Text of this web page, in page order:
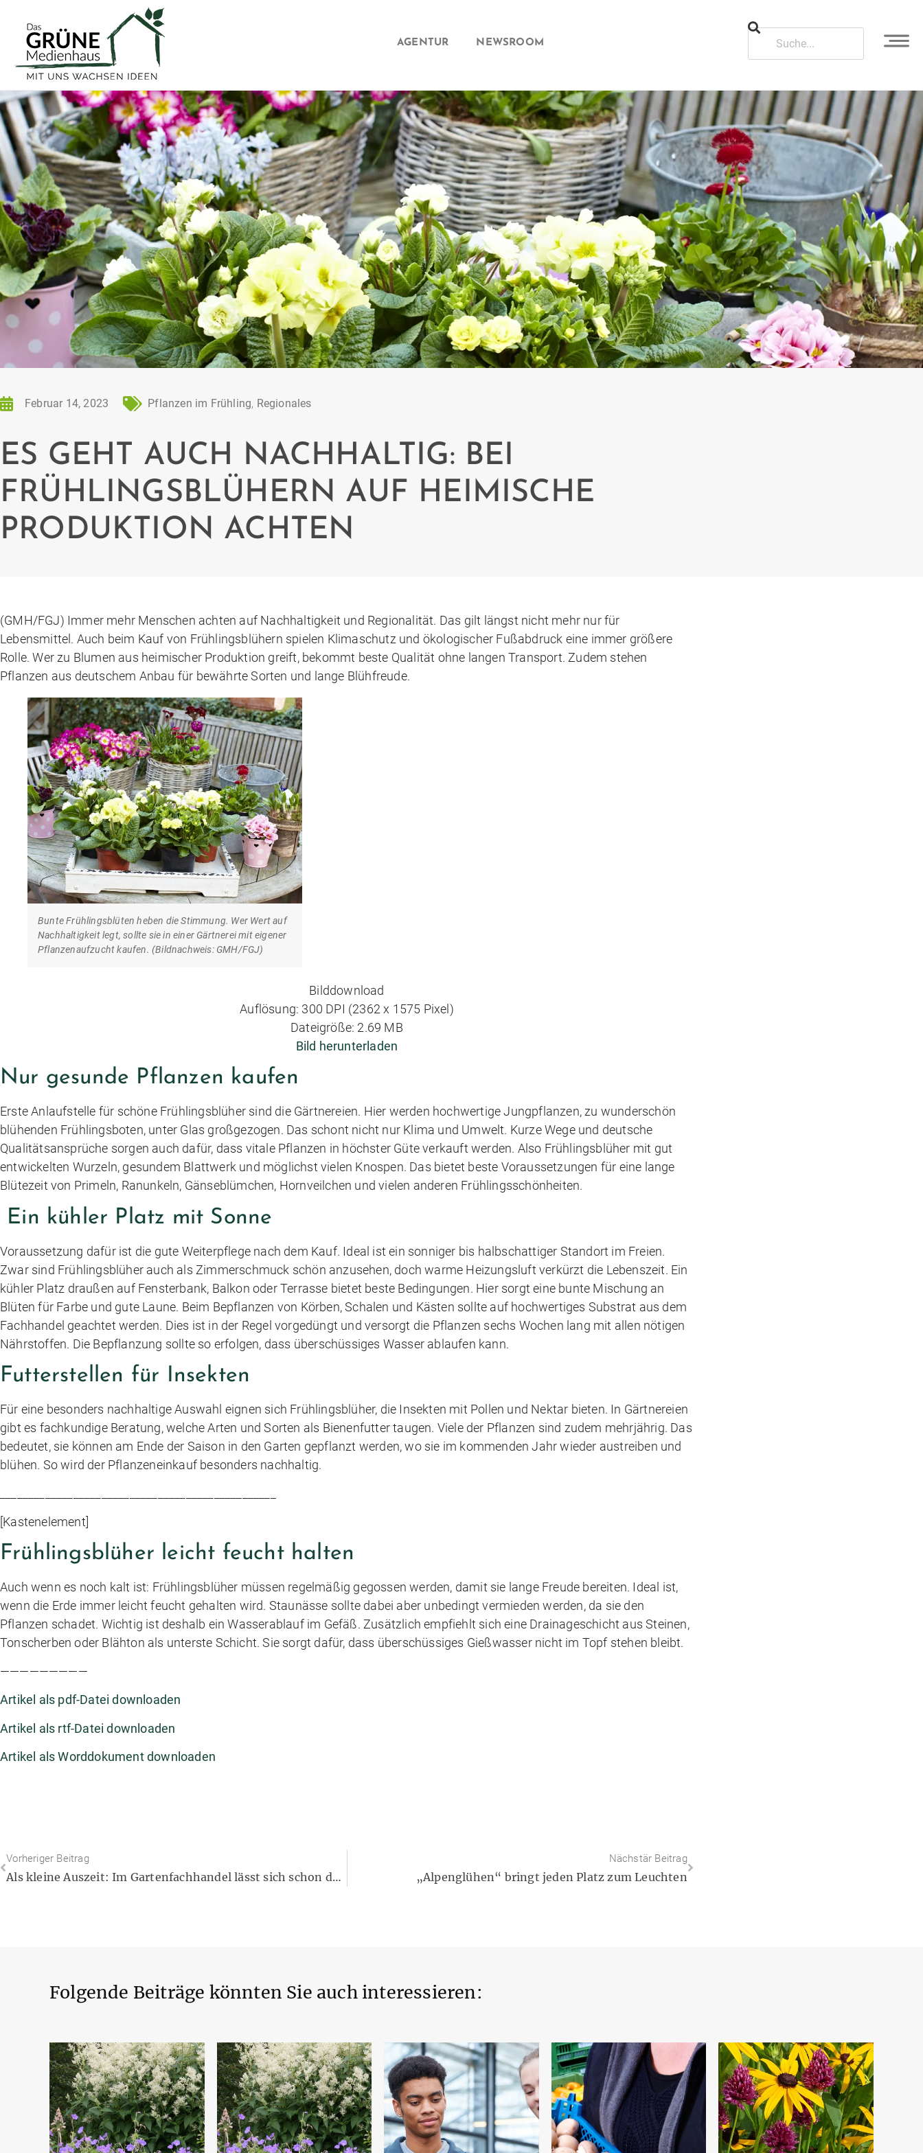
AGENTUR NEWSROOM
Februar 14, 2023 Pflanzen im Frühling, Regionales
ES GEHT AUCH NACHHALTIG: BEI
FRÜHLINGSBLÜHERN AUF HEIMISCHE
PRODUKTION ACHTEN
(GMH/FGJ) Immer mehr Menschen achten auf Nachhaltigkeit und Regionalität. Das gilt längst nicht mehr nur für
Lebensmittel. Auch beim Kauf von Frühlingsblühern spielen Klimaschutz und ökologischer Fußabdruck eine immer größere
Rolle. Wer zu Blumen aus heimischer Produktion greift, bekommt beste Qualität ohne langen Transport. Zudem stehen
Pflanzen aus deutschem Anbau für bewährte Sorten und lange Blühfreude.
Bunte Frühlingsblüten heben die Stimmung. Wer Wert auf
Nachhaltigkeit legt, sollte sie in einer Gärtnerei mit eigener
Pflanzenaufzucht kaufen. (Bildnachweis: GMH/FGJ)
Bilddownload
Auflösung: 300 DPI (2362 x 1575 Pixel)
Dateigröße: 2.69 MB
Bild herunterladen
Nur gesunde Pflanzen kaufen
Erste Anlaufstelle für schöne Frühlingsblüher sind die Gärtnereien. Hier werden hochwertige Jungpflanzen, zu wunderschön
blühenden Frühlingsboten, unter Glas großgezogen. Das schont nicht nur Klima und Umwelt. Kurze Wege und deutsche
Qualitätsansprüche sorgen auch dafür, dass vitale Pflanzen in höchster Güte verkauft werden. Also Frühlingsblüher mit gut
entwickelten Wurzeln, gesundem Blattwerk und möglichst vielen Knospen. Das bietet beste Voraussetzungen für eine lange
Blütezeit von Primeln, Ranunkeln, Gänseblümchen, Hornveilchen und vielen anderen Frühlingsschönheiten.
Ein kühler Platz mit Sonne
Voraussetzung dafür ist die gute Weiterpflege nach dem Kauf. Ideal ist ein sonniger bis halbschattiger Standort im Freien.
Zwar sind Frühlingsblüher auch als Zimmerschmuck schön anzusehen, doch warme Heizungsluft verkürzt die Lebenszeit. Ein
kühler Platz draußen auf Fensterbank, Balkon oder Terrasse bietet beste Bedingungen. Hier sorgt eine bunte Mischung an
Blüten für Farbe und gute Laune. Beim Bepflanzen von Körben, Schalen und Kästen sollte auf hochwertiges Substrat aus dem
Fachhandel geachtet werden. Dies ist in der Regel vorgedüngt und versorgt die Pflanzen sechs Wochen lang mit allen nötigen
Nährstoffen. Die Bepflanzung sollte so erfolgen, dass überschüssiges Wasser ablaufen kann.
Futterstellen für Insekten
Für eine besonders nachhaltige Auswahl eignen sich Frühlingsblüher, die Insekten mit Pollen und Nektar bieten. In Gärtnereien
gibt es fachkundige Beratung, welche Arten und Sorten als Bienenfutter taugen. Viele der Pflanzen sind zudem mehrjährig. Das
bedeutet, sie können am Ende der Saison in den Garten gepflanzt werden, wo sie im kommenden Jahr wieder austreiben und
blühen. So wird der Pflanzeneinkauf besonders nachhaltig.
[Kastenelement]
Frühlingsblüher leicht feucht halten
Auch wenn es noch kalt ist: Frühlingsblüher müssen regelmäßig gegossen werden, damit sie lange Freude bereiten. Ideal ist,
wenn die Erde immer leicht feucht gehalten wird. Staunässe sollte dabei aber unbedingt vermieden werden, da sie den
Pflanzen schadet. Wichtig ist deshalb ein Wasserablauf im Gefäß. Zusätzlich empfiehlt sich eine Drainageschicht aus Steinen,
Tonscherben oder Blähton als unterste Schicht. Sie sorgt dafür, dass überschüssiges Gießwasser nicht im Topf stehen bleibt.
—————————
Artikel als pdf-Datei downloaden
Artikel als rtf-Datei downloaden
Artikel als Worddokument downloaden
Vorheriger Beitrag
Als kleine Auszeit: Im Gartenfachhandel lässt sich schon der Frühling genießen
Nächstär Beitrag
„Alpenglühen“ bringt jeden Platz zum Leuchten
Folgende Beiträge könnten Sie auch interessieren: